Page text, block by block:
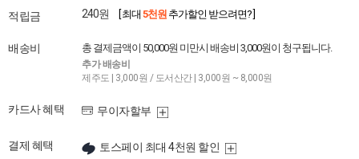
적립금 240원 [ 최대 5천원 추가할인 받으려면? ]
배송비 총 결제금액이 50,000원 미만시 배송비 3,000원이 청구됩니다.
추가 배송비
제주도 | 3,000원 / 도서산간 | 3,000원 ~ 8,000원
카드사 혜택 무이자할부
결제 혜택 토스페이 최대 4천원 할인